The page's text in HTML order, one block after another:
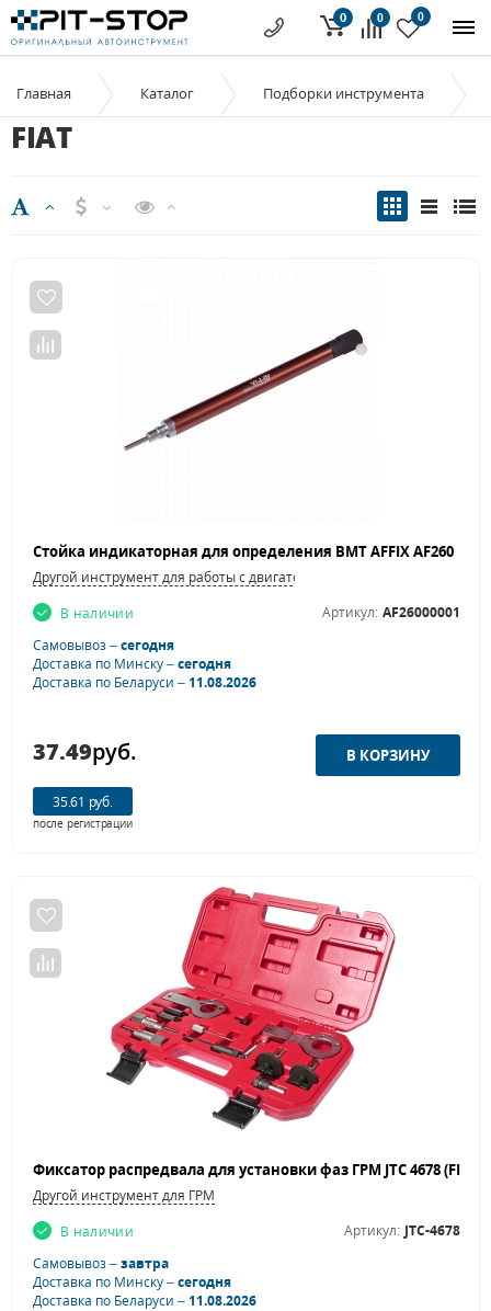
0 0
0
Главная Каталог Подборки инструмента
FIAT
Другой инструмент для работы с двигателем
В наличии
Артикул: AF26000001
Самовывоз –сегодня
Доставка по Минску –сегодня
Доставка по Беларуси –11.08.2026
37.49руб.
35.61 руб.
после регистрации
Другой инструмент для ГРМ
В наличии
Артикул: JTC-4678
Самовывоз –завтра
Доставка по Минску –сегодня
Доставка по Беларуси –11.08.2026